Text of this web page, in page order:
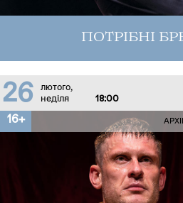
ПОТРІБНІ
26
лютого,
неділя
18:00
16+